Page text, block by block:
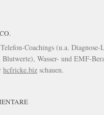
Coachings (u.a. Diagnose-
Wasser- und EMF-
hcfricke.biz schauen.